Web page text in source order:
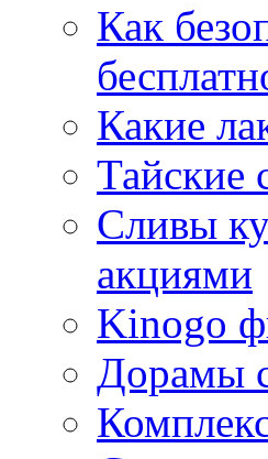
Как
Какие
Тайские
Сливы
акциями
Kinogo
Дорамы